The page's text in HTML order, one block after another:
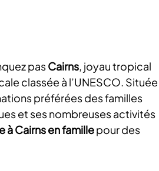
pas Cairns, joyau tropical
classée à l’UNESCO. Située
préférées des familles
et ses nombreuses activités
à Cairns en famille pour des